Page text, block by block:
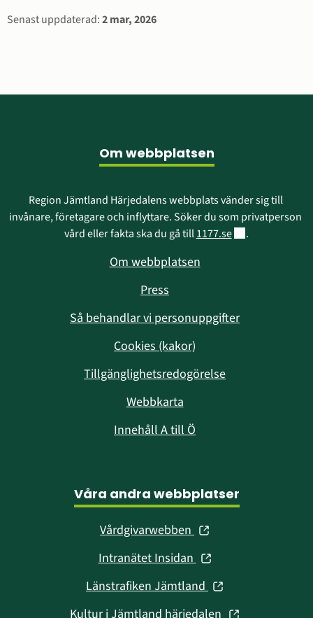
Sidinformation
Senast uppdaterad:2 mar, 2026
Om webbplatsen
Region Jämtland Härjedalens webbplats vänder sig till
invånare, företagare och inflyttare. Söker du som privatperson
vård eller fakta ska du gå till 1177.seLänk till annan
.
Om webbplatsen
Press
Så behandlar vi personuppgifter
Cookies (kakor)
Tillgänglighetsredogörelse
Webbkarta
Innehåll A till Ö
Våra andra webbplatser
Vårdgivarwebben (öppnas
nytt
fönster)
Intranätet Insidan (öppnas
nytt
fönster)
Länstrafiken Jämtland (öppnas
Kultur i Jämtland härjedalen (öppnas